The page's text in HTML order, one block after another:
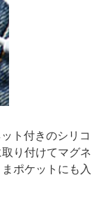
ト付きのシリコ
り付けてマグネ
ポケットにも入